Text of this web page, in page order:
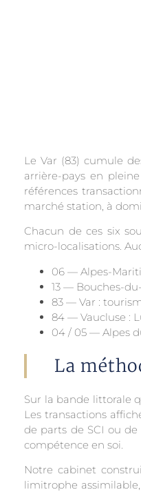
Le Var (83) cumule
arrière-pays en
références
marché station, à
Chacun de ces six
micro-localisations.
06 — Alpes-
13 — Bouches-
83 — Var :
84 — Vaucluse :
04 / 05 — Alpes
La
Sur la bande littorale
Les transactions
de parts de SCI ou
compétence en soi.
Notre cabinet
limitrophe